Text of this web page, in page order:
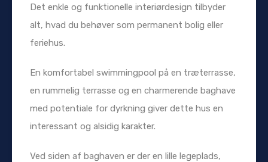
Det enkle og funktionelle interiørdesign tilbyder
alt, hvad du behøver som permanent bolig eller
feriehus.
En komfortabel swimmingpool på en træterrasse,
en rummelig terrasse og en charmerende baghave
med potentiale for dyrkning giver dette hus en
interessant og alsidig karakter.
Ved siden af ​​baghaven er der en lille legeplads,